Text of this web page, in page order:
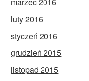
luty 2016
styczeń 2016
grudzień 2015
listopad 2015